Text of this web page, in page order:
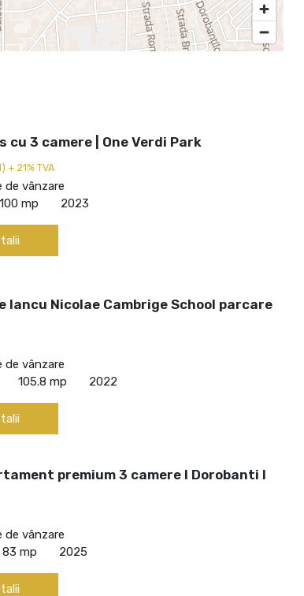
3 camere | One Verdi Park
+ 21% TVA
de vânzare
100 mp 2023
Iancu Nicolae Cambrige School parcare
de vânzare
105.8 mp 2022
premium 3 camere I Dorobanti I
de vânzare
83 mp 2025